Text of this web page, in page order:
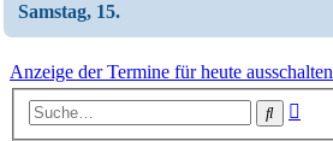
Samstag, 15.
Anzeige der Termine für heute ausschalten
Suche